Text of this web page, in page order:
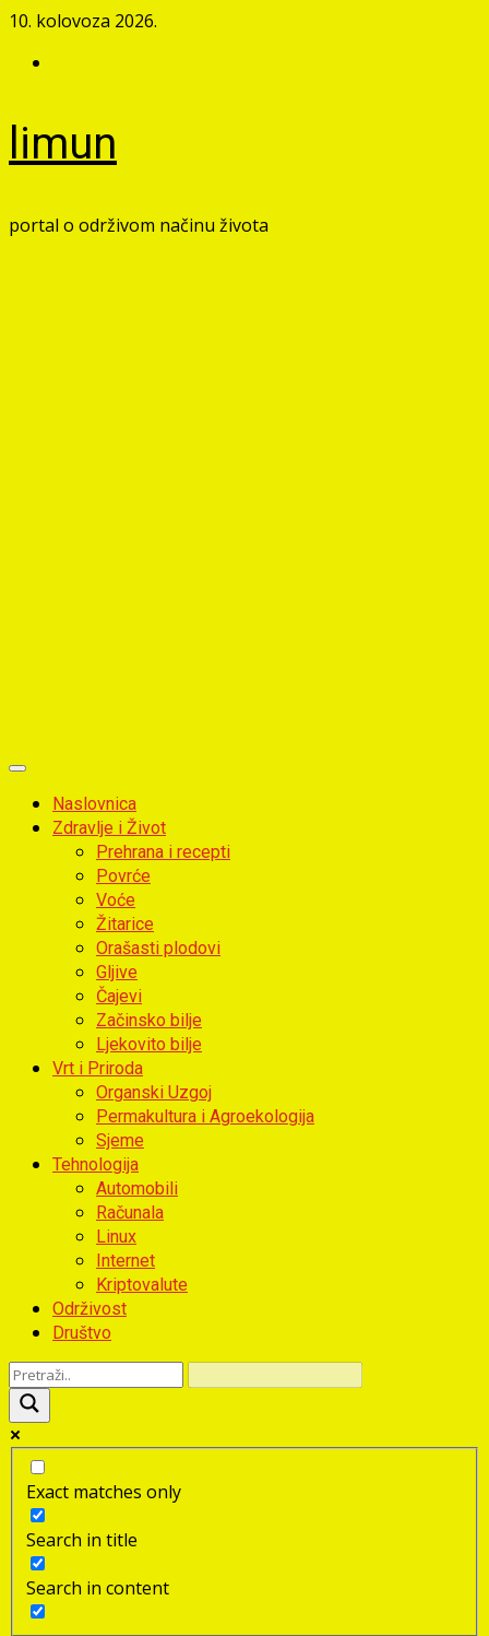
Skip
content
10. kolovoza 2026.
limun
portal o održivom načinu života
Primary
MenuNaslovnica
Zdravlje i Život
Prehrana i recepti
Povrće
Voće
Žitarice
Orašasti plodovi
Gljive
Čajevi
Začinsko bilje
Ljekovito bilje
Vrt i Priroda
Organski Uzgoj
Permakultura i Agroekologija
Sjeme
Tehnologija
Automobili
Računala
Linux
Internet
Kriptovalute
Održivost
Društvo
Exact matches only
Search in title
Search in content